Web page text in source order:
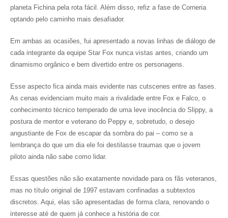
planeta Fichina pela rota fácil. Além disso, refiz a fase de Corneria
optando pelo caminho mais desafiador.
Em ambas as ocasiões, fui apresentado a novas linhas de diálogo de
cada integrante da equipe Star Fox nunca vistas antes, criando um
dinamismo orgânico e bem divertido entre os personagens.
Esse aspecto fica ainda mais evidente nas cutscenes entre as fases.
As cenas evidenciam muito mais a rivalidade entre Fox e Falco, o
conhecimento técnico temperado de uma leve inocência do Slippy, a
postura de mentor e veterano do Peppy e, sobretudo, o desejo
angustiante de Fox de escapar da sombra do pai – como se a
lembrança do que um dia ele foi destilasse traumas que o jovem
piloto ainda não sabe como lidar.
Essas questões não são exatamente novidade para os fãs veteranos,
mas no título original de 1997 estavam confinadas a subtextos
discretos. Aqui, elas são apresentadas de forma clara, renovando o
interesse até de quem já conhece a história de cor.